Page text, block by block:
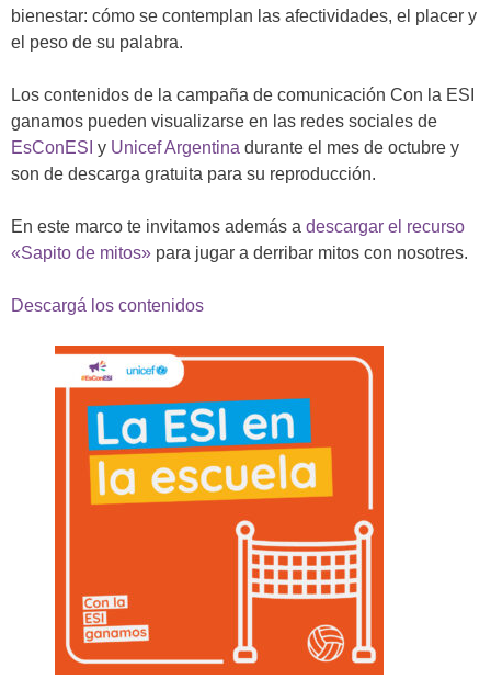
bienestar: cómo se contemplan las afectividades, el placer y
el peso de su palabra.
Los contenidos de la campaña de comunicación Con la ESI
ganamos pueden visualizarse en las redes sociales de
EsConESI y Unicef Argentina durante el mes de octubre y
son de descarga gratuita para su reproducción.
En este marco te invitamos además a descargar el recurso
«Sapito de mitos» para jugar a derribar mitos con nosotres.
Descargá los contenidos